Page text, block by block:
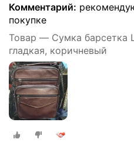
Комментарий:
покупке
Товар — Сумка барсетка
гладкая, коричневый